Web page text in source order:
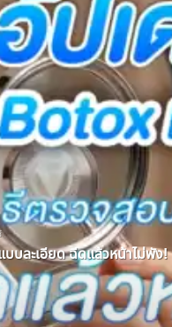
บละเอียด ฉีดแล้วหน้าไม่พัง!